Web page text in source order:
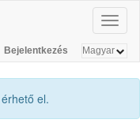
Bejelentkezés
érhető el.